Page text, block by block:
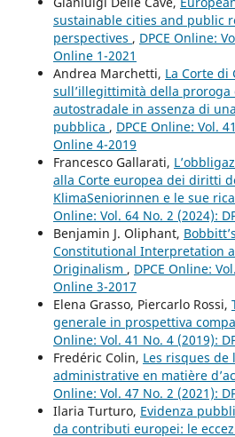
sustainable cities and public
perspectives , DPCE Online:
Online 1-2021
Andrea Marchetti, La Corte di
sull’illegittimità della proroga
autostradale in assenza di
pubblica , DPCE Online: Vol.
Online 4-2019
Francesco Gallarati,
alla Corte europea dei diritti
KlimaSeniorinnen e le sue
Online: Vol. 64 No. 2 (2024):
Benjamin J. Oliphant,
Constitutional Interpretation
Originalism , DPCE Online:
Online 3-2017
Elena Grasso, Piercarlo Rossi,
generale in prospettiva
Online: Vol. 41 No. 4 (2019):
Fredéric Colin, Les risques
administrative en matière
Online: Vol. 47 No. 2 (2021):
Ilaria Turturo, Evidenza
da contributi europei: le